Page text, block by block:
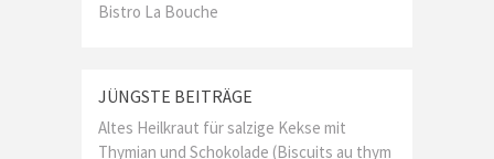
Bistro La Bouche
JÜNGSTE BEITRÄGE
Altes Heilkraut für salzige Kekse mit
Thymian und Schokolade (Biscuits au thym